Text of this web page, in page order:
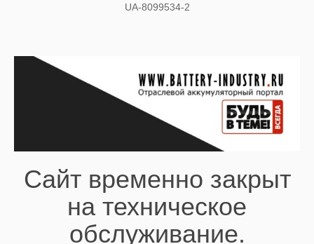
UA-8099534-2
Сайт временно закрыт
на техническое
обслуживание.